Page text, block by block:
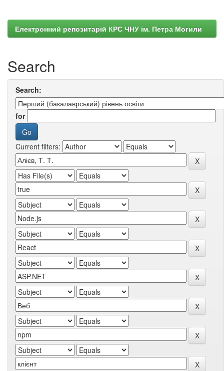
Електронний репозитарій КРС ЧНУ ім. Петра Могили
Search
Search:
for
Current filters: